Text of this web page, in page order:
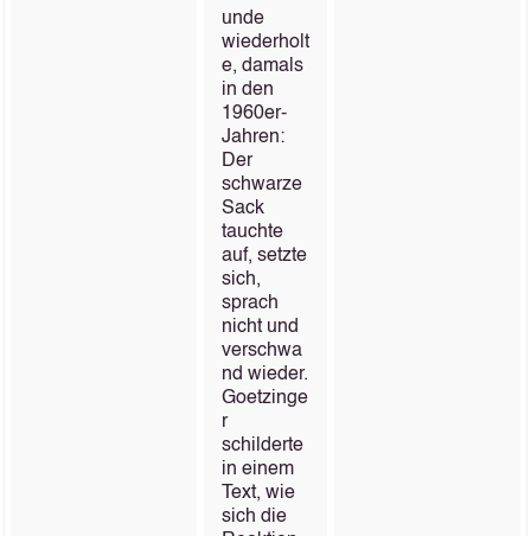
unde
wiederholt
e, damals
in den
1960er-
Jahren:
Der
schwarze
Sack
tauchte
auf, setzte
sich,
sprach
nicht und
verschwa
nd wieder.
Goetzinge
r
schilderte
in einem
Text, wie
sich die